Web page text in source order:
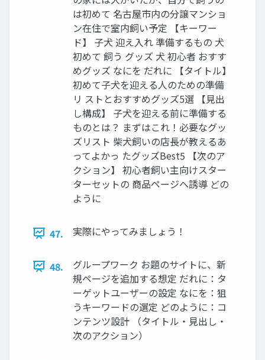
は初めて 名古屋市内の分譲マンショ
ン在住で室内飼い予定 【キーワー
ド】 子犬 迎え入れ 準備するもの 犬
初めて 飼う グッズ 犬 初心者 おすす
めグッズ なにを だれに 【タイトル】
初めて子犬を迎える人のための準備
リ ストとおすすめグッズ5選 【見出
し構成】 子犬を迎える前に準備する
ものとは？ まずはこれ！必要なグッ
ズリスト 柴犬飼いの店長が教えるあ
ってよかっ たグッズBest5 【次のア
クション】 初心者飼い主向けスター
ターセットの 商品ページへ誘導 どの
ように
47. 実際にやってみましょう！
48.
グループワーク お題のサイトに、新
規ページを追加する想定 だれに：タ
ーゲットユーザーの設定 なにを：狙
うキーワードの選定 どのように：コ
ンテンツ設計 （タイトル・見出し・
次のアクション）